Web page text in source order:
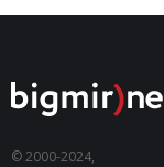
© 2000-2024,